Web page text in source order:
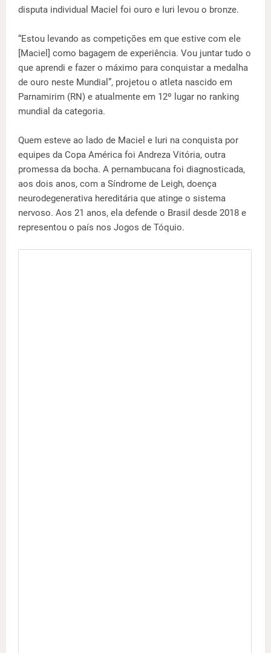
disputa individual Maciel foi ouro e Iuri levou o bronze.
“Estou levando as competições em que estive com ele
[Maciel] como bagagem de experiência. Vou juntar tudo o
que aprendi e fazer o máximo para conquistar a medalha
de ouro neste Mundial”, projetou o atleta nascido em
Parnamirim (RN) e atualmente em 12º lugar no ranking
mundial da categoria.
Quem esteve ao lado de Maciel e Iuri na conquista por
equipes da Copa América foi Andreza Vitória, outra
promessa da bocha. A pernambucana foi diagnosticada,
aos dois anos, com a Síndrome de Leigh, doença
neurodegenerativa hereditária que atinge o sistema
nervoso. Aos 21 anos, ela defende o Brasil desde 2018 e
representou o país nos Jogos de Tóquio.